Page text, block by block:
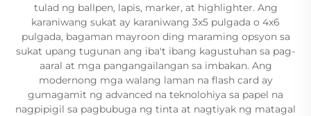
tulad ng ballpen, lapis, marker, at highlighter. Ang
karaniwang sukat ay karaniwang 3x5 pulgada o 4x6
pulgada, bagaman mayroon ding maraming opsyon sa
sukat upang tugunan ang iba't ibang kagustuhan sa pag-
aaral at mga pangangailangan sa imbakan. Ang
modernong mga walang laman na flash card ay
gumagamit ng advanced na teknolohiya sa papel na
nagpipigil sa pagbubuga ng tinta at nagtiyak ng matagal